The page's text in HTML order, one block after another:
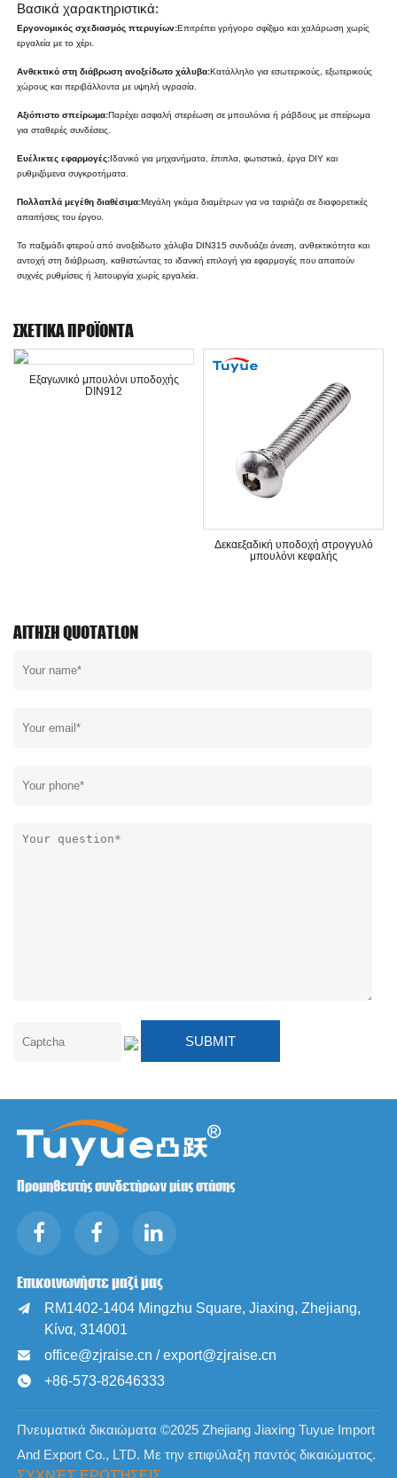
Βασικά χαρακτηριστικά:
Εργονομικός σχεδιασμός πτερυγίων:Επιτρέπει γρήγορο σφίξιμο και χαλάρωση χωρίς
εργαλεία με το χέρι.
Ανθεκτικό στη διάβρωση ανοξείδωτο χάλυβα:Κατάλληλο για εσωτερικούς, εξωτερικούς
χώρους και περιβάλλοντα με υψηλή υγρασία.
Αξιόπιστο σπείρωμα:Παρέχει ασφαλή στερέωση σε μπουλόνια ή ράβδους με σπείρωμα
για σταθερές συνδέσεις.
Ευέλικτες εφαρμογές:Ιδανικό για μηχανήματα, έπιπλα, φωτιστικά, έργα DIY και
ρυθμιζόμενα συγκροτήματα.
Πολλαπλά μεγέθη διαθέσιμα:Μεγάλη γκάμα διαμέτρων για να ταιριάζει σε διαφορετικές
απαιτήσεις του έργου.
Το παξιμάδι φτερού από ανοξείδωτο χάλυβα DIN315 συνδυάζει άνεση, ανθεκτικότητα και
αντοχή στη διάβρωση, καθιστώντας το ιδανική επιλογή για εφαρμογές που απαιτούν
συχνές ρυθμίσεις ή λειτουργία χωρίς εργαλεία.
ΣΧΕΤΙΚΆ ΠΡΟΪΌΝΤΑ
Εξαγωνικό μπουλόνι υποδοχής
DIN912
Δεκαεξαδική υποδοχή στρογγυλό
μπουλόνι κεφαλής
ΑΊΤΗΣΗ QUOTATLON
Προμηθευτής συνδετήρων μίας στάσης
Επικοινωνήστε μαζί μας

RM1402-1404 Mingzhu Square, Jiaxing, Zhejiang,
Κίνα, 314001
 office@zjraise.cn / export@zjraise.cn
 +86-573-82646333
Πνευματικά δικαιώματα ©2025 Zhejiang Jiaxing Tuyue Import
And Export Co., LTD. Με την επιφύλαξη παντός δικαιώματος.